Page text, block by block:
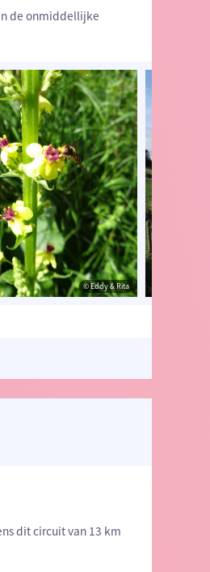
© Eddy & Rita
de onmiddellijke
© Eddy & Rita
dit circuit van 13 km